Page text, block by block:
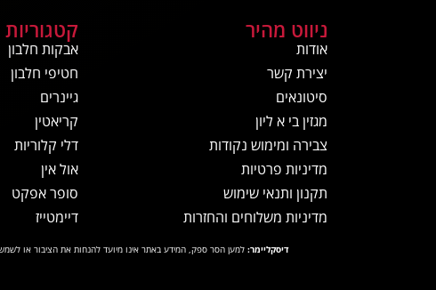
ניווט מהיר
אודות
יצירת קשר
סיטונאים
מגזין בי א ליון
צבירה ומימוש נקודות
מדיניות פרטיות
תקנון ותנאי שימוש
מדיניות משלוחים והחזרות
קטגוריות
אבקות חלבון
חטיפי חלבון
גיינרים
קריאטין
דלי קלוריות
אול אין
סופר אפקט
דיימטייז
דיסקליימר: למען הסר ספק, המידע באתר אינו מיועד להנחות את הציבור או